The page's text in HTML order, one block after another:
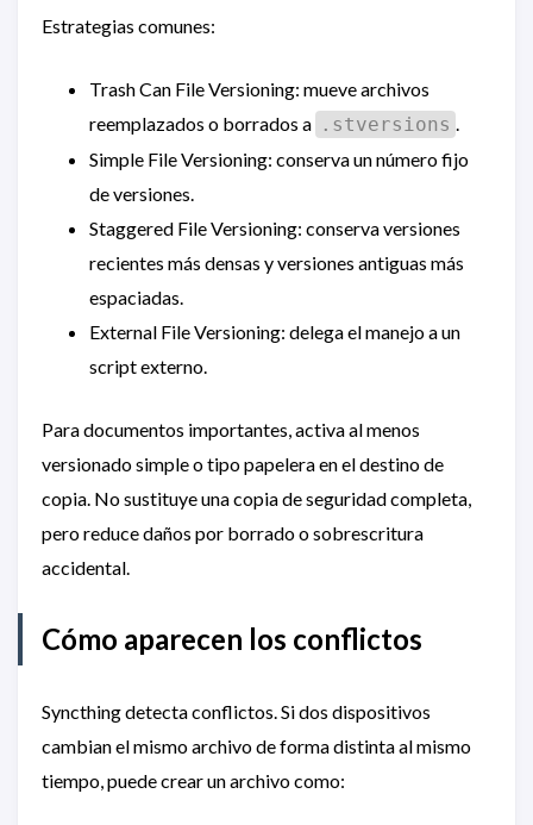
Estrategias comunes:
Trash Can File Versioning: mueve archivos
reemplazados o borrados a .stversions .
Simple File Versioning: conserva un número fijo
de versiones.
Staggered File Versioning: conserva versiones
recientes más densas y versiones antiguas más
espaciadas.
External File Versioning: delega el manejo a un
script externo.
Para documentos importantes, activa al menos
versionado simple o tipo papelera en el destino de
copia. No sustituye una copia de seguridad completa,
pero reduce daños por borrado o sobrescritura
accidental.
Cómo aparecen los conflictos
Syncthing detecta conflictos. Si dos dispositivos
cambian el mismo archivo de forma distinta al mismo
tiempo, puede crear un archivo como: